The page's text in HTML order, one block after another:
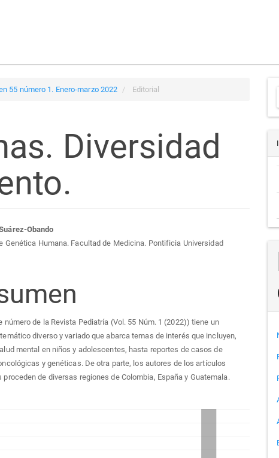
55 número 1. Enero-marzo 2022 Editorial
Diversidad
Obando
Genética Humana. Facultad de Medicina. Pontificia Universidad
número de la Revista Pediatría (Vol. 55 Núm. 1 (2022)) tiene un
diverso y variado que abarca temas de interés que incluyen,
mental en niños y adolescentes, hasta reportes de casos de
y genéticas. De otra parte, los autores de los artículos
proceden de diversas regiones de Colombia, España y Guatemala.